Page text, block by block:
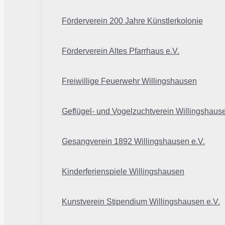
Förderverein 200 Jahre Künstlerkolonie
Förderverein Altes Pfarrhaus e.V.
Freiwillige Feuerwehr Willingshausen
Geflügel- und Vogelzuchtverein
Gesangverein 1892 Willingshausen e.V.
Kinderferienspiele Willingshausen
Kunstverein Stipendium Willingshausen e.V.